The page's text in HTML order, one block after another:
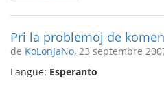
Pri la problemoj de
de KoLonJaNo, 23 septembre
Langue: Esperanto